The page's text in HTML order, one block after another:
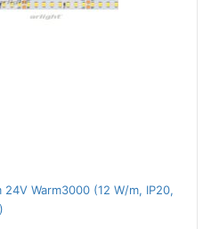
Warm3000 (12 W/m, IP20,